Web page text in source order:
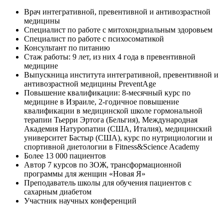
Врач интегративной, превентивной и антивозрастной
медицины
Специалист по работе с митохондриальным здоровьем
Специалист по работе с психосоматикой
Консультант по питанию
Стаж работы: 9 лет, из них 4 года в превентивной
медицине
Выпускница института интегративной, превентивной и
антивозрастной медицины PreventAge
Повышение квалификации: 8-месячный курс по
медицине в Израиле, 2-годичное повышение
квалификации в медицинской школе гормональной
терапии Тьерри Эртога (Бельгия), Международная
Академия Натуропатии (США, Италия), медицинский
университет Бастыр (США), курс по нутрициологии и
спортивной диетологии в Fitness&Science Academy
Более 13 000 пациентов
Автор 7 курсов по ЗОЖ, трансформационной
программы для женщин «Новая Я»
Преподаватель школы для обучения пациентов с
сахарным диабетом
Участник научных конференций